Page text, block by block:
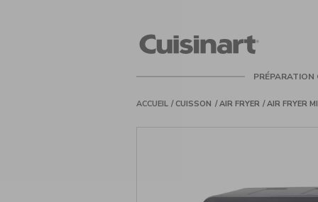
PRÉPARATION
ACCUEIL CUISSON AIR FRYER AIR FRYER